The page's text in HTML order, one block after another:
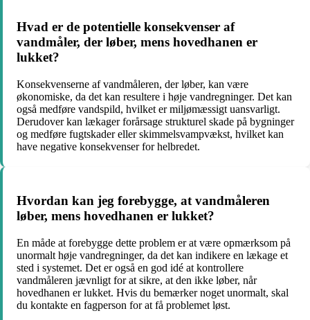
Hvad er de potentielle konsekvenser af
vandmåler, der løber, mens hovedhanen er
lukket?
Konsekvenserne af vandmåleren, der løber, kan være
økonomiske, da det kan resultere i høje vandregninger. Det kan
også medføre vandspild, hvilket er miljømæssigt uansvarligt.
Derudover kan lækager forårsage strukturel skade på bygninger
og medføre fugtskader eller skimmelsvampvækst, hvilket kan
have negative konsekvenser for helbredet.
Hvordan kan jeg forebygge, at vandmåleren
løber, mens hovedhanen er lukket?
En måde at forebygge dette problem er at være opmærksom på
unormalt høje vandregninger, da det kan indikere en lækage et
sted i systemet. Det er også en god idé at kontrollere
vandmåleren jævnligt for at sikre, at den ikke løber, når
hovedhanen er lukket. Hvis du bemærker noget unormalt, skal
du kontakte en fagperson for at få problemet løst.